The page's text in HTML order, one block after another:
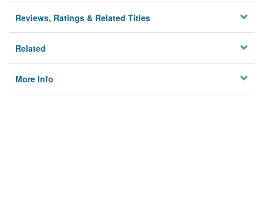
Reviews, Ratings & Related Titles
Related
More Info